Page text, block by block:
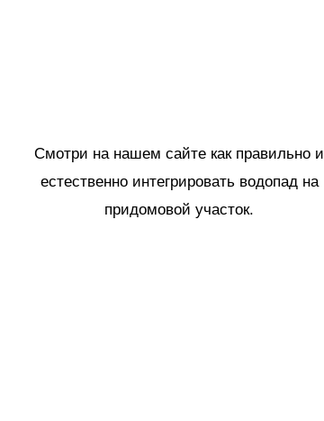
Смотри на нашем сайте как правильно и
естественно интегрировать водопад на
придомовой участок.